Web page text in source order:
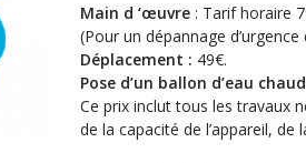
Main d ‘œuvre : Tarif horaire
(Pour un dépannage
Déplacement : 49€.
Pose d’un ballon d’eau
Ce prix inclut tous les travaux
de la capacité de l’appareil,